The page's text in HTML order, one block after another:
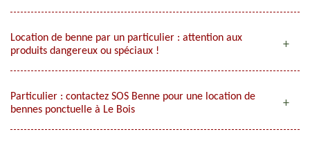
Location de benne par un particulier : attention aux
produits dangereux ou spéciaux !
Particulier : contactez SOS Benne pour une location de
bennes ponctuelle à Le Bois